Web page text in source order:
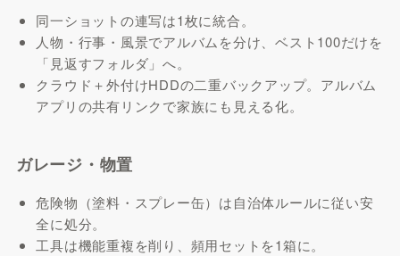
同一ショットの連写は1枚に統合。
人物・行事・風景でアルバムを分け、ベスト100だけを
「見返すフォルダ」へ。
クラウド＋外付けHDDの二重バックアップ。アルバム
アプリの共有リンクで家族にも見える化。
ガレージ・物置
危険物（塗料・スプレー缶）は自治体ルールに従い安
全に処分。
工具は機能重複を削り、頻用セットを1箱に。